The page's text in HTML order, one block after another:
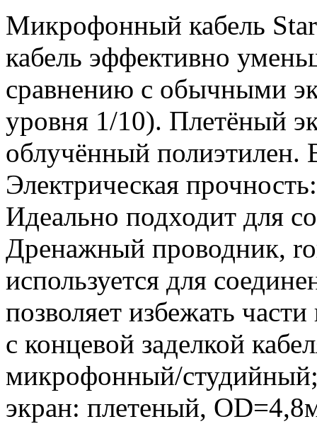
Микрофонный кабель
кабель эффективно
сравнению с обычными
уровня 1/10). Плетёный
облучённый
Электрическая
Идеально подходит для
Дренажный проводник,
используется для
позволяет избежать
с концевой заделкой
микрофонный/
экран: плетеный,